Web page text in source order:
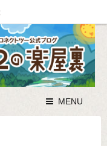
MENU